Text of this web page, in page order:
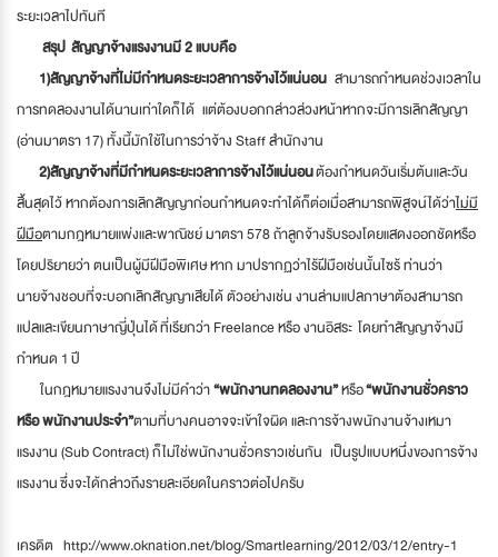
ระยะเวลาไปทันที
สรุป สัญญาจ้างแรงงานมี2 แบบคือ
1)สัญญาจ้างที่ไม่มีกำหนดระยะเวลาการจ้างไว้แน่นอน สามารถกำหนดช่วงเวลาใน
การทดลองงานได้นานเท่าใดก็ได้ แต่ต้องบอกกล่าวล่วงหน้าหากจะมีการเลิกสัญญา
(อ่านมาตรา 17) ทั้งนี้มักใช้ในการว่าจ้าง Staff สำนักงาน
2)สัญญาจ้างที่มีกำหนดระยะเวลาการจ้างไว้แน่นอนต้องกำหนดวันเริ่มต้นและวัน
สิ้นสุดไว้ หากต้องการเลิกสัญญาก่อนกำหนดจะทำได้ก็ต่อเมื่อสามารถพิสูจน์ได้ว่าไม่มี
ฝีมือตามกฎหมายแพ่งและพาณิชย์ มาตรา 578 ถ้าลูกจ้างรับรองโดยแสดงออกชัดหรือ
โดยปริยายว่า ตนเป็นผู้มีฝีมือพิเศษ หาก มาปรากฏว่าไร้ฝีมือเช่นนั้นไซร้ ท่านว่า
นายจ้างชอบที่จะบอกเลิกสัญญาเสียได้ ตัวอย่างเช่น งานล่ามแปลภาษาต้องสามารถ
แปลและเขียนภาษาญี่ปุ่นได้ ที่เรียกว่า Freelance หรือ งานอิสระ โดยทำสัญญาจ้างมี
กำหนด 1 ปี
ในกฎหมายแรงงานจึงไม่มีคำว่า“พนักงานทดลองงาน”หรือ“พนักงานชั่วคราว
หรือ พนักงานประจำ”ตามที่บางคนอาจจะเข้าใจผิด และการจ้างพนักงานจ้างเหมา
แรงงาน (Sub Contract) ก็ไม่ใช่พนักงานชั่วคราวเช่นกัน เป็นรูปแบบหนึ่งของการจ้าง
แรงงาน ซึ่งจะได้กล่าวถึงรายละเอียดในคราวต่อไปครับ
เครดิต http://www.oknation.net/blog/Smartlearning/2012/03/12/entry-1